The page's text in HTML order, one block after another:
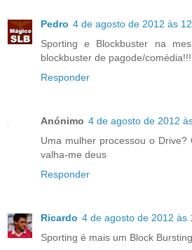
Pedro 4 de agosto de 2012 às
Sporting e Blockbuster na
blockbuster de pagode/
Responder
Anónimo 4 de agosto de 2012
Uma mulher processou o
valha-me deus
Responder
Ricardo 4 de agosto de 2012 às
Sporting é mais um Block